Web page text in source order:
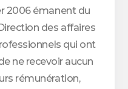
2006 émanent du
des affaires
qui ont
ne recevoir aucun
rémunération,